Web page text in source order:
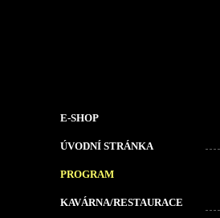
E-SHOP
ÚVODNÍ STRÁNKA
PROGRAM
KAVÁRNA/RESTAURACE